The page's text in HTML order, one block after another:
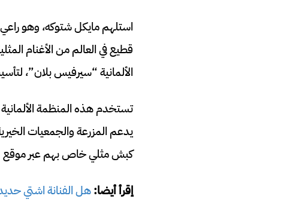
استلهم مايكل شتوكه، وهو راعي
قطيع في العالم من الأغنام
الألمانية “سيرفيس بلان”،
تستخدم هذه المنظمة
يدعم المزرعة والجمعيات
كبش مثلي خاص بهم عبر موقع
إقرأ أيضا:هل الفنانة اشتي